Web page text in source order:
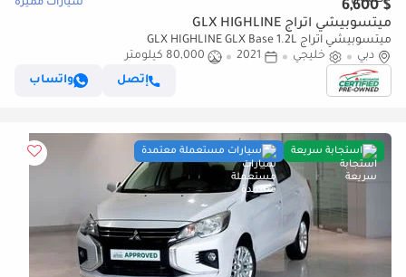
$ 6,600 سيارات مميزة
ميتسوبيشي اتراج GLX HIGHLINE
ميتسوبيشي اتراج GLX HIGHLINE GLX Base 1.2L
دبي
خليجي 2021
80,000 كيلومتر
إتصل
واتساب
استجابة سريعة سيارات مستعملة معتمدة